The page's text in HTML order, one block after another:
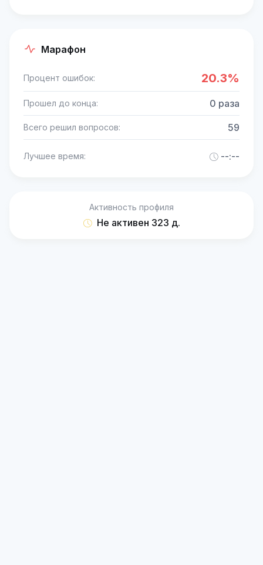
Марафон
Процент ошибок: 20.3%
Прошел до конца: 0 раза
Всего решил вопросов: 59
Лучшее время: --:--
Активность профиля
Не активен 323 д.